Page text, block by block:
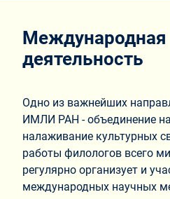
Международная
деятельность
Одно из важнейших
ИМЛИ РАН - объединение
налаживание культурных
работы филологов всего
регулярно организует и
международных научных